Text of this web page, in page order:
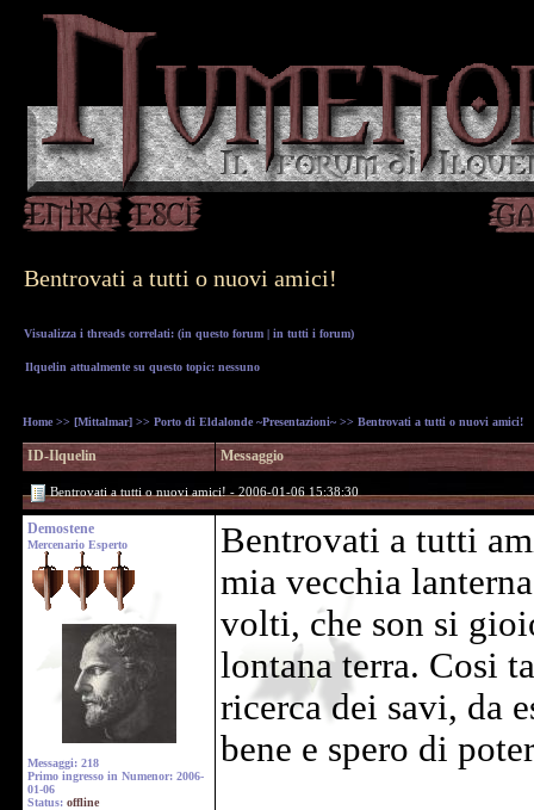
Bentrovati a tutti o nuovi amici!
Visualizza i threads correlati: (in questo forum | in tutti i forum)
Ilquelin attualmente su questo topic: nessuno
Home >> [Mittalmar] >> Porto di Eldalonde ~Presentazioni~ >> Bentrovati a tutti o nuovi amici!
ID-Ilquelin Messaggio
Bentrovati a tutti o nuovi amici! - 2006-01-06 15:38:30
Demostene
Mercenario Esperto
Messaggi: 218
Primo ingresso in Numenor: 2006-
01-06
Status: offline
Bentrovati a tutti
mia vecchia
volti, che son si
lontana terra. Cosi
ricerca dei savi, da
bene e spero di